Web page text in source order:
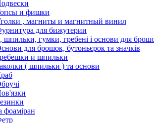
и фишки
, магниты и магнитный винил
для бижутерии
шпильки, гумки, гребені і основи для
для брошок, бутоньєрок та значків
и шпильки
( шпильки ) та основи
фоаміран